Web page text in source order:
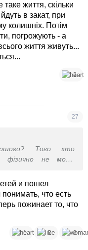
життя, скільки
в закат, при
колишніх. Потім
погрожують - а
життя живуть...
2
27
Того хто
фізично не може
и пошел
что есть
пожинает то, что
1 2 9